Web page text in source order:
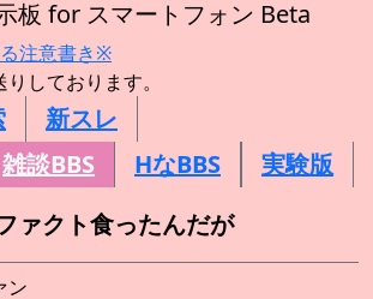
板 for スマートフォン Beta
注意書き※
しております。
新スレ
雑談BBS HなBBS
実験版
ァクト食ったんだが
ン